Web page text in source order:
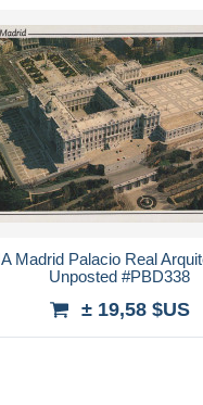
Madrid Palacio Real
Unposted #PBD338
± 19,58 $US